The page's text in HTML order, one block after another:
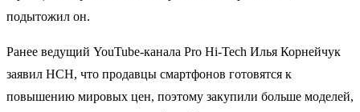
подытожил он.
Ранее ведущий YouTube‑канала Pro Hi‑Tech Илья Корнейчук
заявил НСН, что продавцы смартфонов готовятся к
повышению мировых цен, поэтому закупили больше моделей,